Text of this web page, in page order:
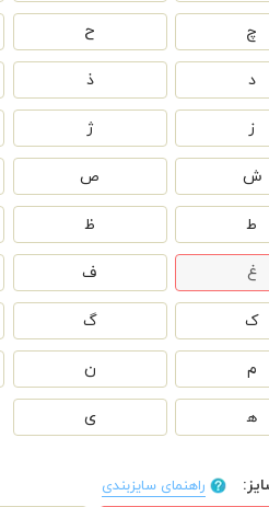
چ ح
د ذ
ز ژ
ش ص
ط ظ
غ ف
ک گ
م ن
ه‍ ی
راهنمای سایزبندی